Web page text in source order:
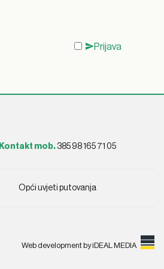
Prijava
Kontakt mob. 385 98 165 71 05
Opći uvjeti putovanja
Web development byiDEAL MEDIA